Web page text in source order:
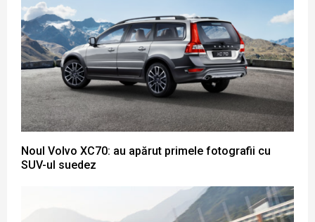
Noul Volvo XC70: au apărut primele fotografii cu
SUV-ul suedez